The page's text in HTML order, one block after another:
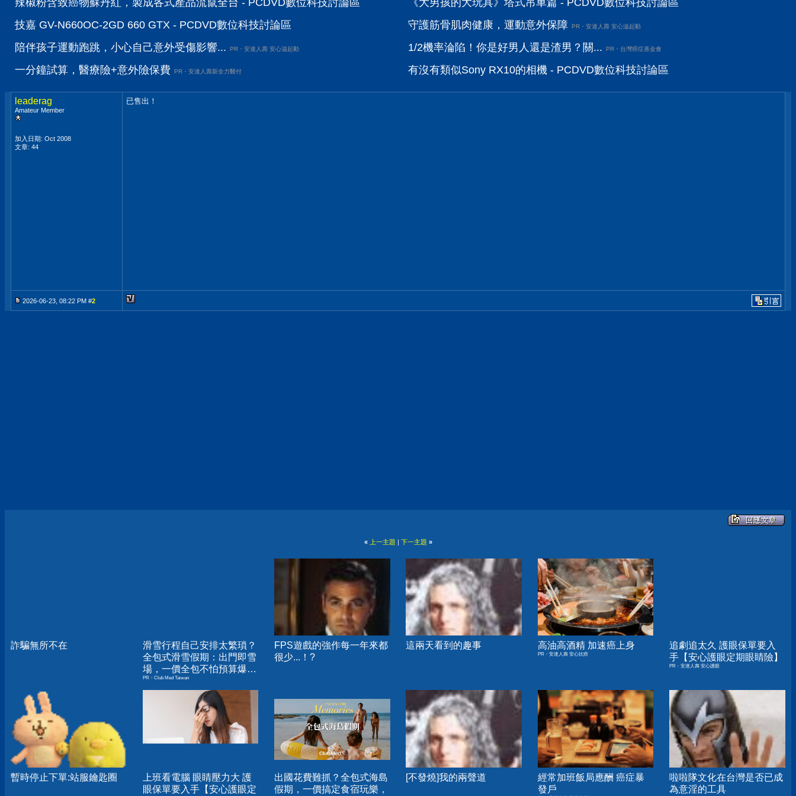
辣椒粉含致癌物蘇丹紅，製成各式產品流竄全台 - PCDVD數位科技討論區
技嘉 GV-N660OC-2GD 660 GTX - PCDVD數位科技討論區
陪伴孩子運動跑跳，小心自己意外受傷影響...
PR・安達人壽 安心溢起動
一分鐘試算，醫療險+意外險保費 PR・安達人壽新全力醫付
《大男孩的大玩具》塔式吊車篇 - PCDVD數位科技討論區
守護筋骨肌肉健康，運動意外保障 PR・安達人壽 安心溢起動
1/2機率淪陷！你是好男人還是渣男？關... PR・台灣癌症基金會
有沒有類似Sony RX10的相機 - PCDVD數位科技討論區
leaderag
Amateur Member
加入日期: Oct 2008
文章: 44
已售出！
2026-06-23, 08:22 PM #2
« 上一主題 | 下一主題 »
詐騙無所不在
滑雪行程自己安排太繁瑣？
全包式滑雪假期：出門即雪
場，一價全包不怕預算爆
表！
PR・Club Med Taiwan
FPS遊戲的強作每一年來都
很少...！?
這兩天看到的趣事 高油高酒精 加速癌上身
PR・安達人壽 安心抗癌
追劇追太久 護眼保單要入
手【安心護眼定期眼睛險】
PR・安達人壽 安心護眼
暫時停止下單:站服鑰匙圈
上班看電腦 眼睛壓力大 護
眼保單要入手【安心護眼定
出國花費難抓？全包式海島
假期，一價搞定食宿玩樂，
[不發燒]我的兩聲道
經常加班飯局應酬 癌症暴
發戶
啦啦隊文化在台灣是否已成
為意淫的工具